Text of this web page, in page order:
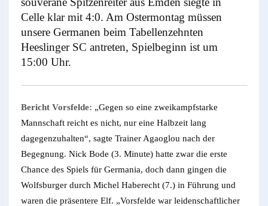
Celle klar mit 4:0. Am Ostermontag müssen
unsere Germanen beim Tabellenzehnten
Heeslinger SC antreten, Spielbeginn ist um
15:00 Uhr.
Bericht Vorsfelde: „Gegen so eine zweikampfstarke
Mannschaft reicht es nicht, nur eine Halbzeit lang
dagegenzuhalten“, sagte Trainer Agaoglou nach der
Begegnung. Nick Bode (3. Minute) hatte zwar die erste
Chance des Spiels für Germania, doch dann gingen die
Wolfsburger durch Michel Haberecht (7.) in Führung und
waren die präsentere Elf. „Vorsfelde war leidenschaftlicher